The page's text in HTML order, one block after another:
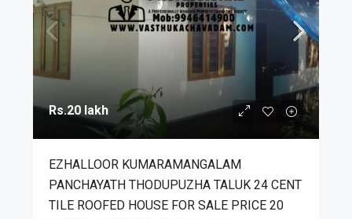
Rs.20 lakh
EZHALLOOR KUMARAMANGALAM
PANCHAYATH THODUPUZHA TALUK 24 CENT
TILE ROOFED HOUSE FOR SALE PRICE 20